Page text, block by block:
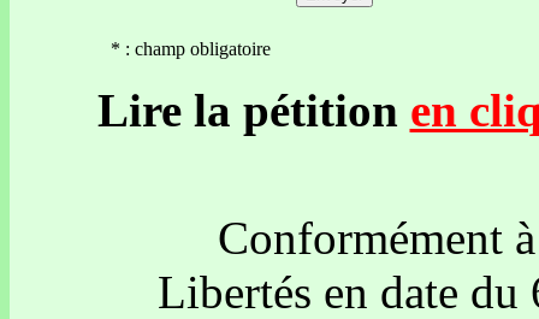
* : champ obligatoire
Lire la pétition en
Conformément
Libertés en date